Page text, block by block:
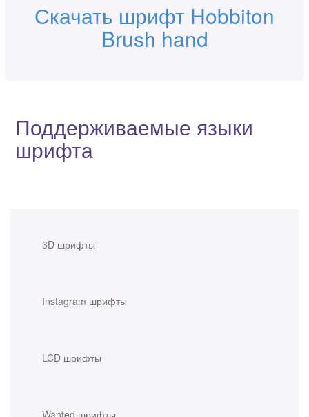
3D шрифты
Instagram шрифты
LCD шрифты
Скачать шрифт Hobbiton
Brush hand
Поддерживаемые языки
шрифта